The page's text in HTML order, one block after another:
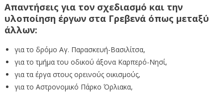
Απαντήσεις για τον σχεδιασμό και την
υλοποίηση έργων στα Γρεβενά όπως μεταξύ
άλλων:
για το δρόμο Αγ. Παρασκευή-Βασιλίτσα,
για το τμήμα του οδικού άξονα Καρπερό-Νησί,
για τα έργα στους ορεινούς οικισμούς,
για το Αστρονομικό Πάρκο Όρλιακα,